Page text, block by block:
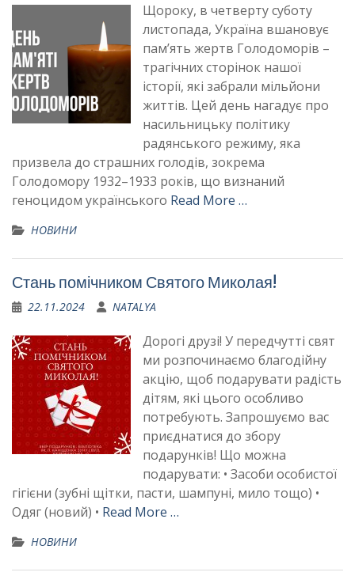
Щороку, в четверту суботу
листопада, Україна вшановує
пам’ять жертв Голодоморів –
трагічних сторінок нашої
історії, які забрали мільйони
життів. Цей день нагадує про
насильницьку політику
радянського режиму, яка
призвела до страшних голодів, зокрема
Голодомору 1932–1933 років, що визнаний
геноцидом українського Read More …
НОВИНИ
Стань помічником Святого Миколая!
22.11.2024 NATALYA
Дорогі друзі! У передчутті свят
ми розпочинаємо благодійну
акцію, щоб подарувати радість
дітям, які цього особливо
потребують. Запрошуємо вас
приєднатися до збору
подарунків! Що можна
подарувати: • Засоби особистої
гігієни (зубні щітки, пасти, шампуні, мило тощо) •
Одяг (новий) • Read More …
НОВИНИ